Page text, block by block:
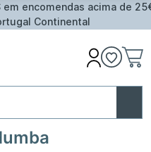
acima de 25€ para